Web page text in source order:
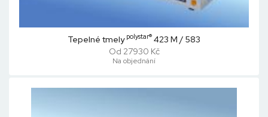
Tepelné tmely polystar® 423 M / 583
Od 27930 Kč
Na objednání